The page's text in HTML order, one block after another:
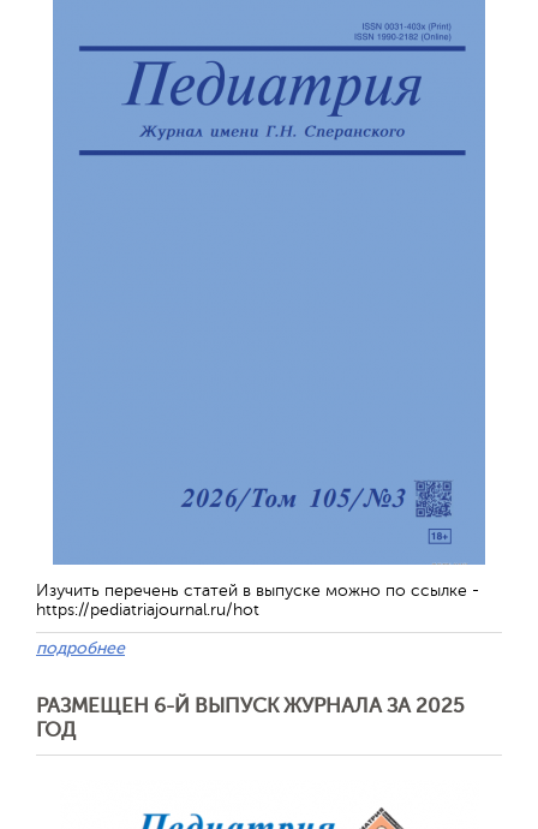
Изучить перечень статей в выпуске можно по ссылке -
https://pediatriajournal.ru/hot
подробнее
РАЗМЕЩЕН 6-Й ВЫПУСК ЖУРНАЛА ЗА 2025
ГОД
Обратная